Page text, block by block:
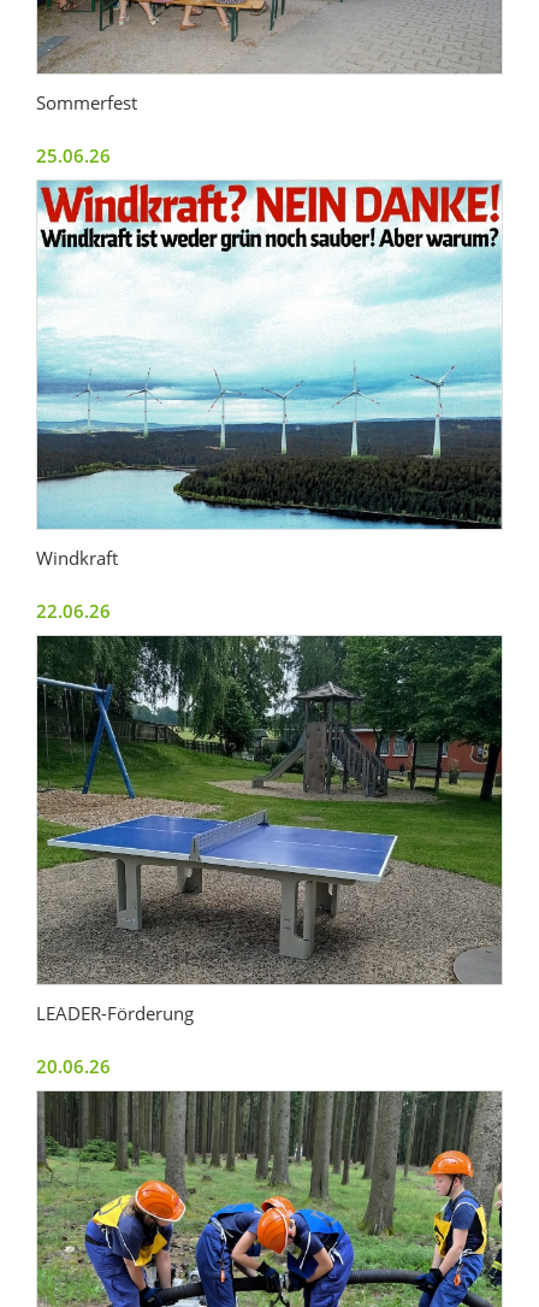
Sommerfest
25.06.26
Windkraft
22.06.26
LEADER-Förderung
20.06.26